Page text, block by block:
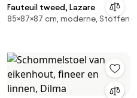
Fauteuil tweed, Lazare
85×87×87 cm, moderne, Stoffen